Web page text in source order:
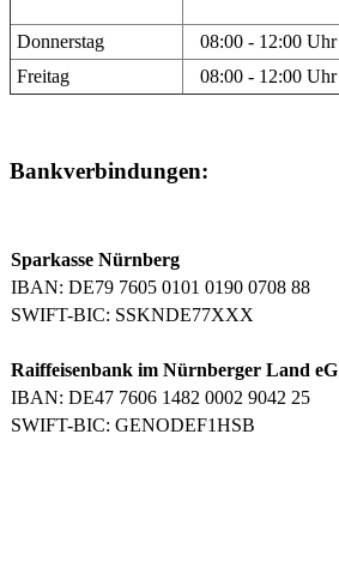
Donnerstag 08:00 - 12:00 Uhr
Freitag
08:00 - 12:00 Uhr
Bankverbindungen:
Sparkasse Nürnberg
IBAN: DE79 7605 0101 0190 0708 88
SWIFT-BIC: SSKNDE77XXX
Raiffeisenbank im Nürnberger Land eG
IBAN: DE47 7606 1482 0002 9042 25
SWIFT-BIC: GENODEF1HSB